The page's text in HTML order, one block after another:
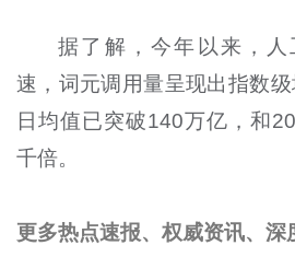
据了解，今年以来，
速，词元调用量呈现出指数级
日均值已突破140万亿，和
千倍。
更多热点速报、权威资讯、深